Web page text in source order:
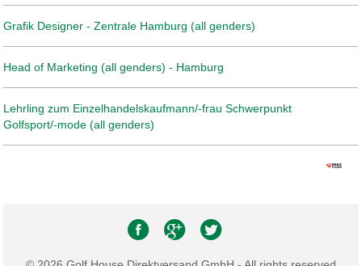
Grafik Designer - Zentrale Hamburg (all genders)
Head of Marketing (all genders) - Hamburg
Lehrling zum Einzelhandelskaufmann/-frau Schwerpunkt
Golfsport/-mode (all genders)